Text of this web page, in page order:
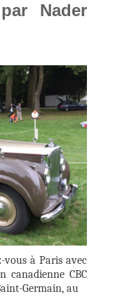
Nader
vous à Paris avec
canadienne CBC
Germain, au